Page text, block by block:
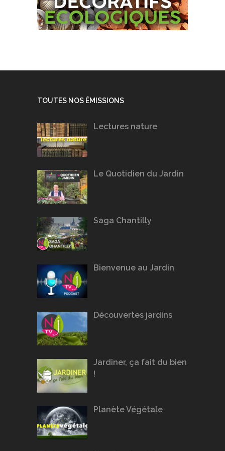
TOUTES NOS ÉMISSIONS
Lectures nature
Le Quotidien du Jardin
Saga Chantilly
Bienvenue au Jardin
Découvertes jardins
Jardiner, ça fait du bien
!
Planète Végétale